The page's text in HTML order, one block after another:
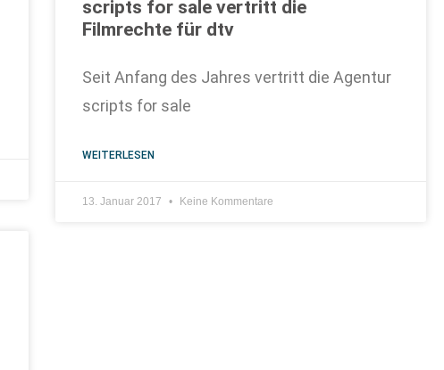
scripts for sale vertritt die
Filmrechte für dtv
Seit Anfang des Jahres vertritt die Agentur
scripts for sale
WEITERLESEN
13. Januar 2017 Keine Kommentare